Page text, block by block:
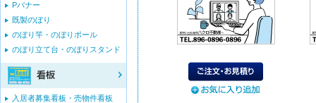
Pバナー
既製のぼり
のぼり竿・のぼりポール
のぼり立て台・のぼりスタンド
入居者募集看板・売物件看板